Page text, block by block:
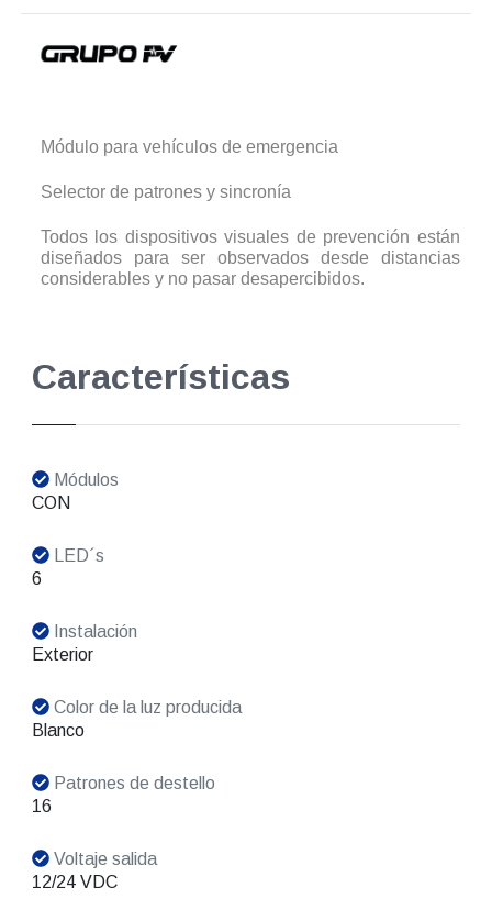
Módulo para vehículos de emergencia
Selector de patrones y sincronía
Todos los dispositivos visuales de prevención están
diseñados para ser observados desde distancias
considerables y no pasar desapercibidos.
Características
Módulos
CON
LED´s
6
Instalación
Exterior
Color de la luz producida
Blanco
Patrones de destello
16
Voltaje salida
12/24 VDC